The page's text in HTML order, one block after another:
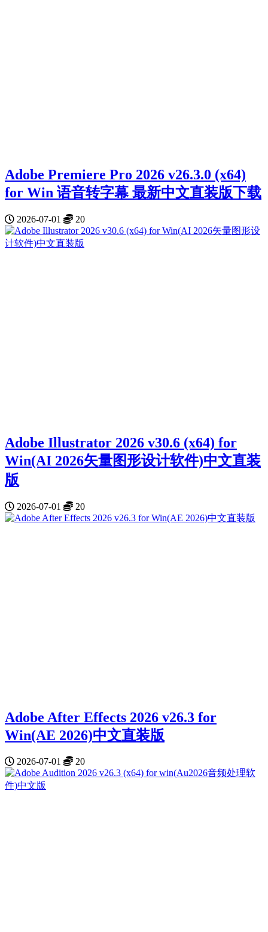
Adobe Premiere Pro 2026 v26.3.0 (x64)
for Win 语音转字幕 最新中文直装版下载
2026-07-01 20
Adobe Illustrator 2026 v30.6 (x64) for
Win(AI 2026矢量图形设计软件)中文直装
版
2026-07-01 20
Adobe After Effects 2026 v26.3 for
Win(AE 2026)中文直装版
2026-07-01 20